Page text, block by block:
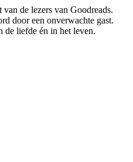
de lezers van Goodreads.
door een onverwachte gast.
de liefde én in het leven.